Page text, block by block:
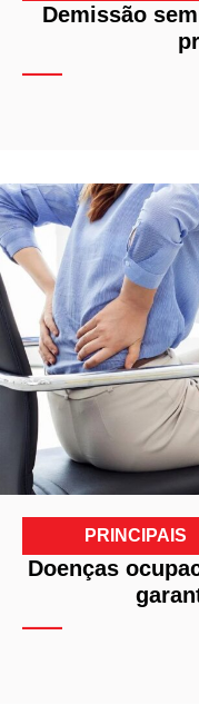
Demissão
PRINCIPAIS
Doenças